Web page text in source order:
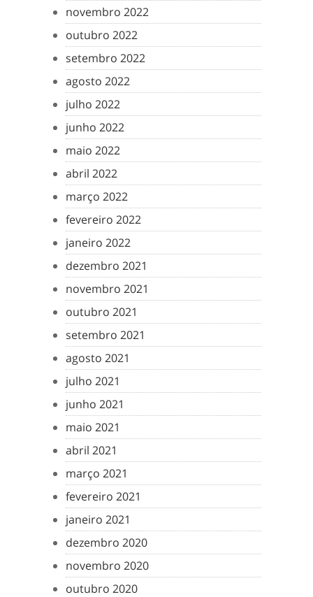
novembro 2022
outubro 2022
setembro 2022
agosto 2022
julho 2022
junho 2022
maio 2022
abril 2022
março 2022
fevereiro 2022
janeiro 2022
dezembro 2021
novembro 2021
outubro 2021
setembro 2021
agosto 2021
julho 2021
junho 2021
maio 2021
abril 2021
março 2021
fevereiro 2021
janeiro 2021
dezembro 2020
novembro 2020
outubro 2020